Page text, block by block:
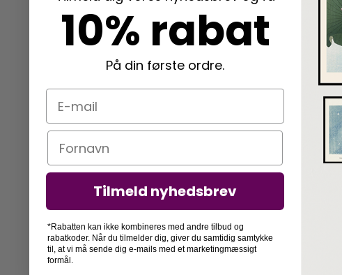
10% rabat
På din første ordre.
E-mail
Navn
Tilmeld nyhedsbrev
*Rabatten kan ikke kombineres med andre tilbud og
rabatkoder. Når du tilmelder dig, giver du samtidig samtykke
til, at vi må sende dig e-mails med et marketingmæssigt
formål.